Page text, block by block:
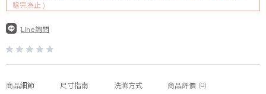
贈完為止 )
Line詢問
商品細節 尺寸指南 洗滌方式 商品評價 (0)